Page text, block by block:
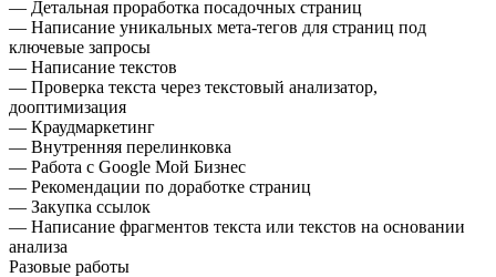
— Детальная проработка посадочных страниц
— Написание уникальных мета-тегов для страниц под
ключевые запросы
— Написание текстов
— Проверка текста через текстовый анализатор,
дооптимизация
— Краудмаркетинг
— Внутренняя перелинковка
— Работа с Google Мой Бизнес
— Рекомендации по доработке страниц
— Закупка ссылок
— Написание фрагментов текста или текстов на основании
анализа
Разовые работы